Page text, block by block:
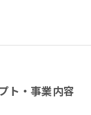
ト・事業内容